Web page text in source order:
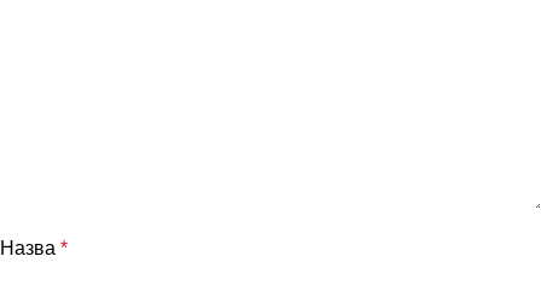
Назва *